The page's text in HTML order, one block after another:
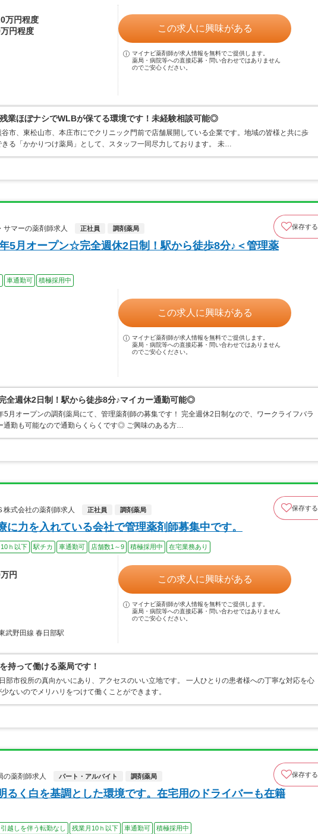
万円程度
円程度
この求人に興味がある
マイナビ薬剤師が求人情報を無料でご提供します。
薬局・病院等への直接応募・問い合わせではありません
のでご安心ください。
業ほぼナシでWLBが保てる環境です！未経験相談可能◎
市、東松山市、本庄市にでクリニック門前で店舗展開している企業です。地域の皆様と共に歩
る「かかりつけ薬局」として、スタッフ一同尽力しております。 未…
マーの薬剤師求人
正社員 調剤薬局 保存する
5月オープン☆完全週休2日制！駅から徒歩8分♪＜管理薬
車通勤可 積極採用中
この求人に興味がある
マイナビ薬剤師が求人情報を無料でご提供します。
薬局・病院等への直接応募・問い合わせではありません
のでご安心ください。
全週休2日制！駅から徒歩8分♪マイカー通勤可能◎
5月オープンの調剤薬局にて、管理薬剤師の募集です！ 完全週休2日制なので、ワークライフバラ
通勤も可能なので通勤らくらくです◎ ご興味のある方…
式会社の薬剤師求人
正社員 調剤薬局 保存する
に力を入れている会社で管理薬剤師募集中です。
ｈ以下 駅チカ 車通勤可 店舗数1～9 積極採用中 在宅業務あり
円
武野田線 春日部駅
この求人に興味がある
マイナビ薬剤師が求人情報を無料でご提供します。
薬局・病院等への直接応募・問い合わせではありません
のでご安心ください。
持って働ける薬局です！
部市役所の真向かいにあり、アクセスのいい立地です。 一人ひとりの患者様への丁寧な対応を心
ないのでメリハリをつけて働くことができます。
薬剤師求人
パート・アルバイト 調剤薬局 保存する
るく白を基調とした環境です。在宅用のドライバーも在籍
越しを伴う転勤なし 残業月10ｈ以下 車通勤可 積極採用中